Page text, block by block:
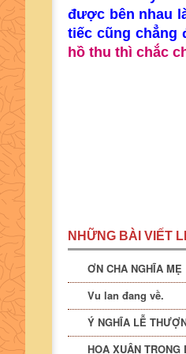
được bên nhau
tiếc cũng chẳng
hồ thu thì chắc
NHỮNG BÀI VIẾT
ƠN CHA NGHĨA MẸ
Vu lan đang về.
Ý NGHĨA LỄ
HOA XUÂN TRONG